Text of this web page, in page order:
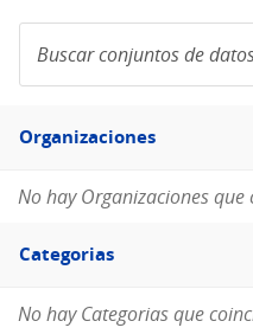
conjuntos
de
Filtro
Organizaciones
Organizaciones
No hay Organizaciones
Filtro
Categorias
Categorias
No hay Categorias que